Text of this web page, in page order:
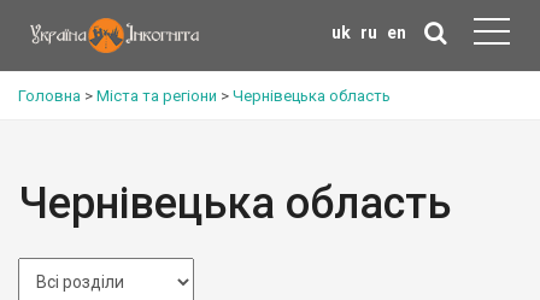
uk ru en
Головна > Міста та регіони > Чернівецька область
Чернівецька область